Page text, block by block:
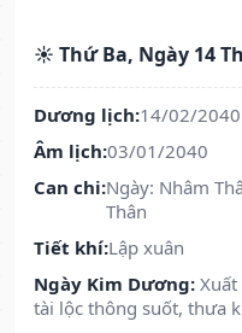
☀️ Thứ Ba, Ngày 14
Dương lịch:14/02/2040
Âm lịch:03/01/2040
Can chi:Ngày: Nhâm
Thân
Tiết khí:Lập xuân
Ngày Kim Dương:
tài lộc thông suốt, thưa